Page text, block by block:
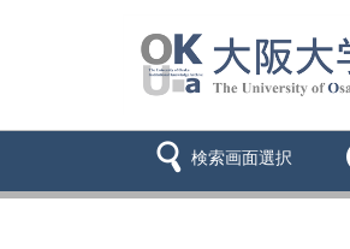
検索画面選択